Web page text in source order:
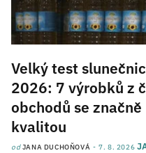
Velký test
2026: 7 výrobků z
obchodů se
kvalitou
odJANA DUCHOŇOVÁ 7. 8. 2026